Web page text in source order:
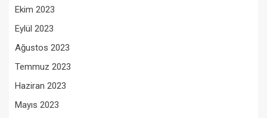
Ekim 2023
Eylül 2023
Ağustos 2023
Temmuz 2023
Haziran 2023
Mayıs 2023